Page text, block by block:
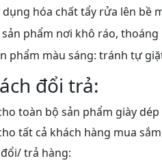
hóa chất tẩy rửa lên bề
phẩm nơi khô ráo, thoáng
phẩm màu sáng: tránh tự
đổi trả:
toàn bộ sản phẩm giày
tất cả khách hàng mua
trả hàng: